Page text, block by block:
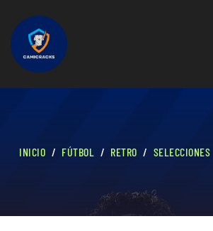
INICIO FÚTBOL RETRO SELECCIONES